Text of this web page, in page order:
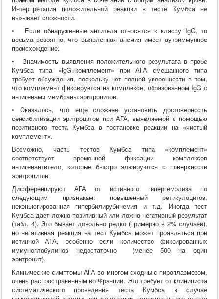
Интерпретация положительной реакции в тесте Кумбса не
вызывает сложности.
• Если обнаруженные антитела относятся к классу IgG, то
весьма вероятно, что выявленная анемия имеет аутоиммунное
происхождение.
• Значимость выявления положительного результата в пробе
Кумбса типа «lgG+комплемент» при АГА смешанного типа
требует обсуждения, поскольку нет полной уверенности в том,
что комплемент фиксируется на комплексе, образованном IgG с
антигенами мембраны эритроцитов.
• Оказалось, что еще сложнее установить достоверность
сенсибилизации эритроцитов при АГА, выявляемой с помощью
позитивного теста Кумбса в постановке реакции на «чистый
комплемент».
Возможно, часть тестов Кумбса типа «комплемент»
соответствует временной фиксации комплексов
антигенантитело, которые быстро элюируются с поверхности
эритроцитов.
Дифференцируют АГА от истинного гипергемолиза по
следующим признакам: повышенный ретикулоцитоз,
неконьюгированная гипербилирубинемия и т.д. Иногда тест
Кумбса дает ложно-позитивный или ложно-негативный результат
(табл. 4). Это бывает довольно редко (примерно в 2% случаев),
но негативная реакция на тест Кумбса может проявляться при
истинной АГА, особенно если количество фиксированных
иммуноглобулинов недостаточно (менее 500 на один
эритроцит).
Клинические симптомы АГА во многом сходны с пироплазмозом,
очень распространенным во Франции. Это требует от клинициста
систематического проведения теста Кумбса в случае